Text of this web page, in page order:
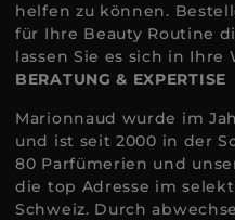
helfen zu können.
für Ihre Beauty Routine
lassen Sie es sich in
BERATUNG & EXPERTISE
Marionnaud wurde im
und ist seit 2000 in der
80 Parfümerien und
die top Adresse im
Schweiz. Durch